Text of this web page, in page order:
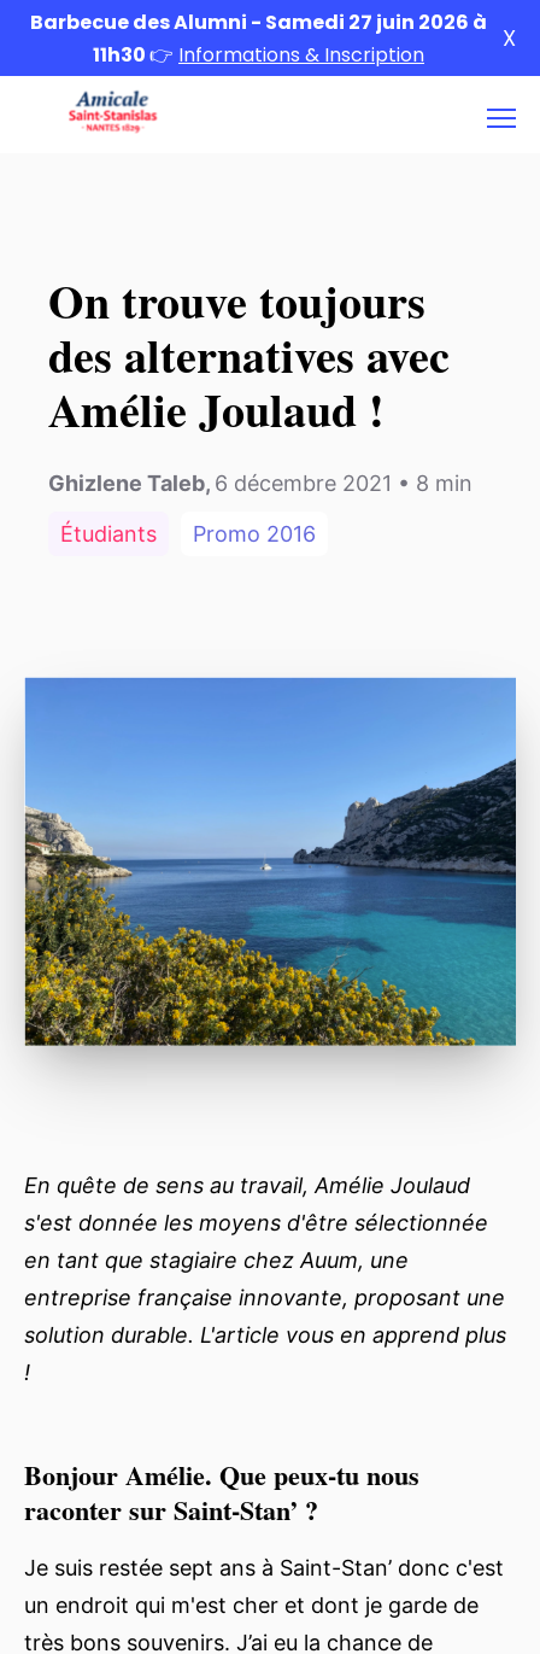
Barbecue des Alumni - Samedi 27 juin 2026 à
11h30👉 Informations & Inscription
X
On trouve toujours
des alternatives avec
Amélie Joulaud !
Ghizlene Taleb, 6 décembre 2021 • 8 min
Étudiants
Promo 2016
En quête de sens au travail, Amélie Joulaud
s'est donnée les moyens d'être sélectionnée
en tant que stagiaire chez Auum, une
entreprise française innovante, proposant une
solution durable. L'article vous en apprend plus
!
Bonjour Amélie. Que peux-tu nous
raconter sur Saint-Stan’ ?
Je suis restée sept ans à Saint-Stan’ donc c'est
un endroit qui m'est cher et dont je garde de
très bons souvenirs. J’ai eu la chance de